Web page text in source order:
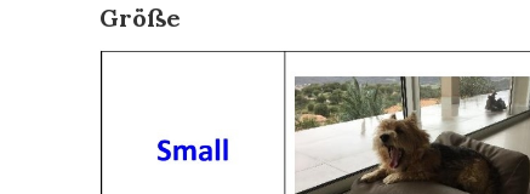
Größe